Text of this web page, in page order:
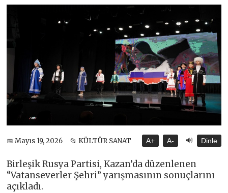
📅 Mayıs 19, 2026 📂 KÜLTÜR SANAT A+ A- 🔊 Dinle
Birleşik Rusya Partisi, Kazan’da düzenlenen
“Vatanseverler Şehri” yarışmasının sonuçlarını
açıkladı.